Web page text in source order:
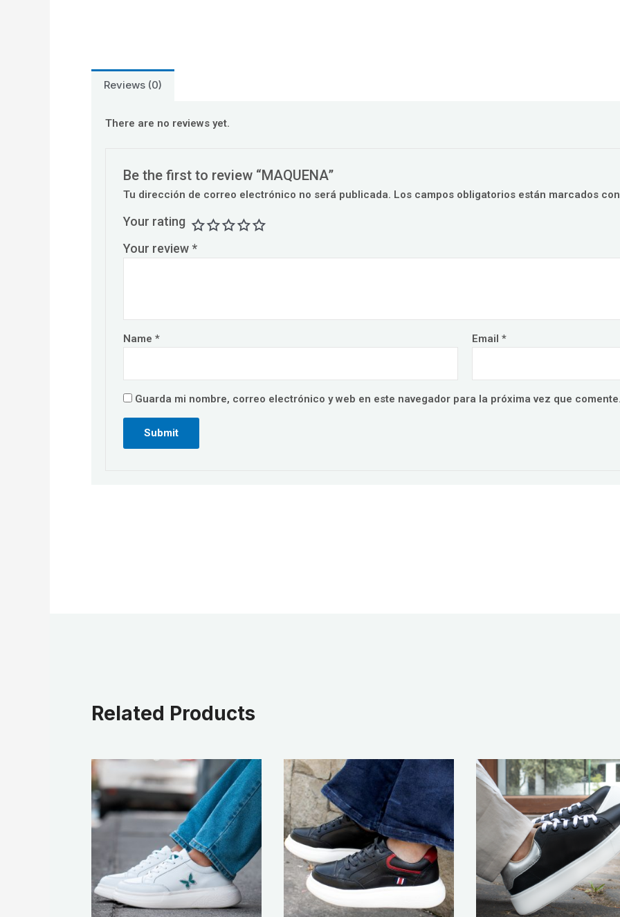
Reviews (0)
There are no reviews yet.
Be the first to review “MAQUENA”
Tu dirección de correo electrónico no será publicada. Los campos obligatorios están marcados
Your rating
Your review *
Name* Email *
Guarda mi nombre, correo electrónico y web en este navegador para la próxima vez que
Related Products